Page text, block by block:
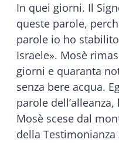
In quei giorni. Il
queste parole,
parole io ho
Israele». Mosè
giorni e quaranta
senza bere acqua.
parole
Mosè scese dal
della